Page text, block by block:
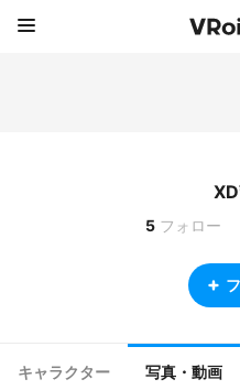
5 フォロー
キャラクター 写真・動画